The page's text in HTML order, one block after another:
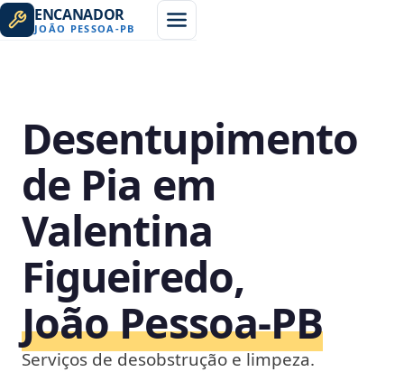
ENCANADOR
JOÃO PESSOA -PB
Desentupimento
de Pia em
Valentina
Figueiredo,
João Pessoa‑PB
Serviços de desobstrução e limpeza.